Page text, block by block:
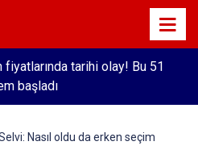
tarihi olay! Bu 51
başladı
Nasıl oldu da erken seçim